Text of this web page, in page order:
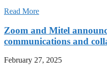
Read More
Zoom and Mitel
communications and
February 27, 2025